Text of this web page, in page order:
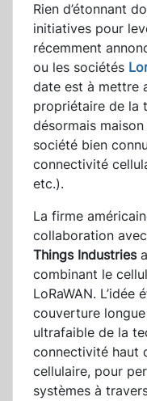
Rien d’étonnant
initiatives pour
récemment
ou les sociétés
date est à mettre
propriétaire de la
désormais
société bien
connectivité
etc.).
La firme
collaboration
Things Industries
combinant le
LoRaWAN.
couverture
ultrafaible de la
connectivité haut
cellulaire, pour
systèmes à